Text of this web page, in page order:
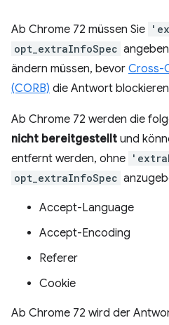
Ab Chrome 72 müssen Sie
opt_extraInfoSpec
ändern müssen, bevor Cross-
(CORB) die Antwort
Ab Chrome 72 werden die
nicht bereitgestellt und
entfernt werden, ohne
opt_extraInfoSpec
Accept-Language
Accept-Encoding
Referer
Cookie
Ab Chrome 72 wird der